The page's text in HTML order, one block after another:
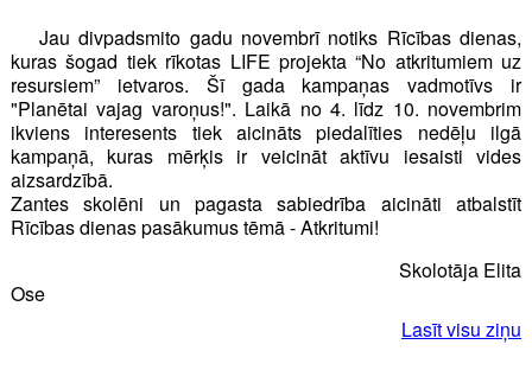
Jau divpadsmito gadu novembrī notiks Rīcības dienas,
kuras šogad tiek rīkotas LIFE projekta “No atkritumiem uz
resursiem” ietvaros. Šī gada kampaņas vadmotīvs ir
"Planētai vajag varoņus!". Laikā no 4. līdz 10. novembrim
ikviens interesents tiek aicināts piedalīties nedēļu ilgā
kampaņā, kuras mērķis ir veicināt aktīvu iesaisti vides
aizsardzībā.
Zantes skolēni un pagasta sabiedrība aicināti atbalstīt
Rīcības dienas pasākumus tēmā - Atkritumi!
Skolotāja Elita
Ose
Lasīt visu ziņu